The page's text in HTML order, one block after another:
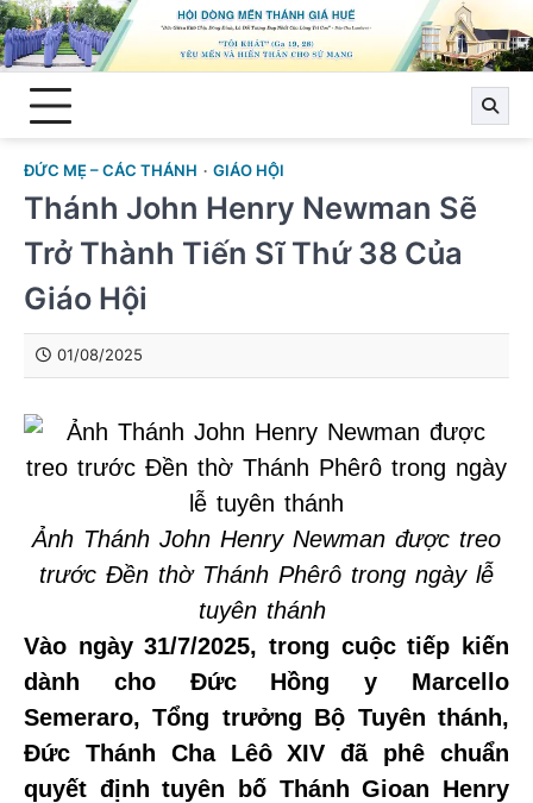
Skip
to
content
ĐỨC MẸ – CÁC THÁNH GIÁO HỘI
Thánh John Henry Newman Sẽ
Trở Thành Tiến Sĩ Thứ 38 Của
Giáo Hội
01/08/2025
Ảnh Thánh John Henry Newman được treo
trước Đền thờ Thánh Phêrô trong ngày lễ
tuyên thánh
Vào ngày 31/7/2025, trong cuộc tiếp kiến
dành cho Đức Hồng y Marcello
Semeraro, Tổng trưởng Bộ Tuyên thánh,
Đức Thánh Cha Lêô XIV đã phê chuẩn
quyết định tuyên bố Thánh Gioan Henry